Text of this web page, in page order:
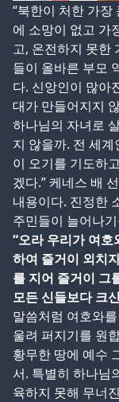
“북한이 처한 가장
에 소망이 없고 가
고, 온전하지 못한
들이 올바른 부모
다. 신앙인이 많아
대가 만들어지지
하나님의 자녀로
지 않을까. 전 세
이 오기를 기도하
겠다.” 케네스 배
내용이다. 진정한
주민들이 늘어나
“오라 우리가 여
하여 즐거이 외치
를 지어 즐거이 그
모든 신들보다 크
말씀처럼 여호와
울려 퍼지기를 원
황무한 땅에 예수
서. 특별히 하나님
육하지 못해 무너